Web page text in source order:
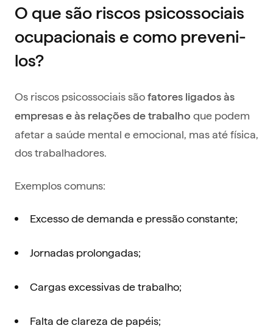
O que são riscos psicossociais
ocupacionais e como preveni-
los?
Os riscos psicossociais são fatores ligados às
empresas e às relações de trabalho que podem
afetar a saúde mental e emocional, mas até física,
dos trabalhadores.
Exemplos comuns:
Excesso de demanda e pressão constante;
Jornadas prolongadas;
Cargas excessivas de trabalho;
Falta de clareza de papéis;